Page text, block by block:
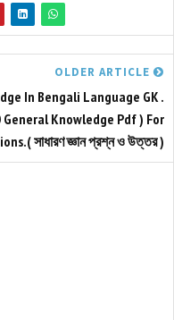
OLDER ARTICLE
In Bengali Language GK .
Knowledge Pdf ) For
সাধারণ জ্ঞান প্রশ্ন ও উত্তর )